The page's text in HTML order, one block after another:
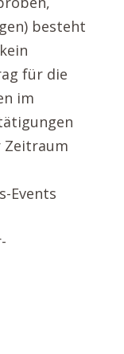
besteht
für die
im
Zeitraum
Events